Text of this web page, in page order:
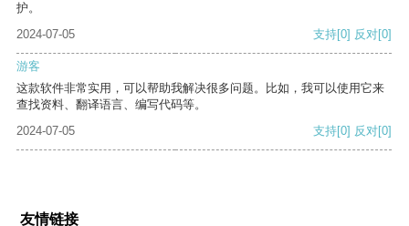
护。
2024-07-05
支持[0] 反对[0]
游客
这款软件非常实用，可以帮助我解决很多问题。比如，我可以使用它来
查找资料、翻译语言、编写代码等。
2024-07-05
支持[0] 反对[0]
友情链接